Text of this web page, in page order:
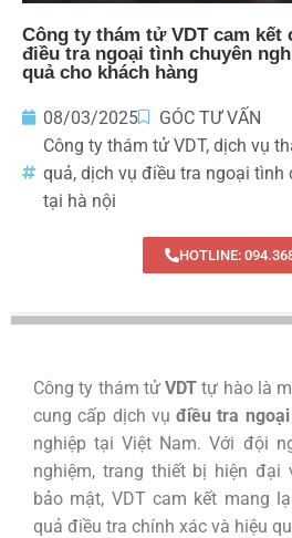
Công ty thám tử VDT cam kết
điều tra ngoại tình chuyên
quả cho khách hàng
08/03/2025
GÓC TƯ VẤN
Công ty thám tử VDT, dịch vụ
quả, dịch vụ điều tra ngoại tình
tại hà nội
HOTLINE:
Công ty thám tử VDT tự hào là
cung cấp dịch vụđiều tra
nghiệp tại Việt Nam. Với đội
nghiệm, trang thiết bị hiện đại
bảo mật, VDT cam kết mang
quả điều tra chính xác và hiệu